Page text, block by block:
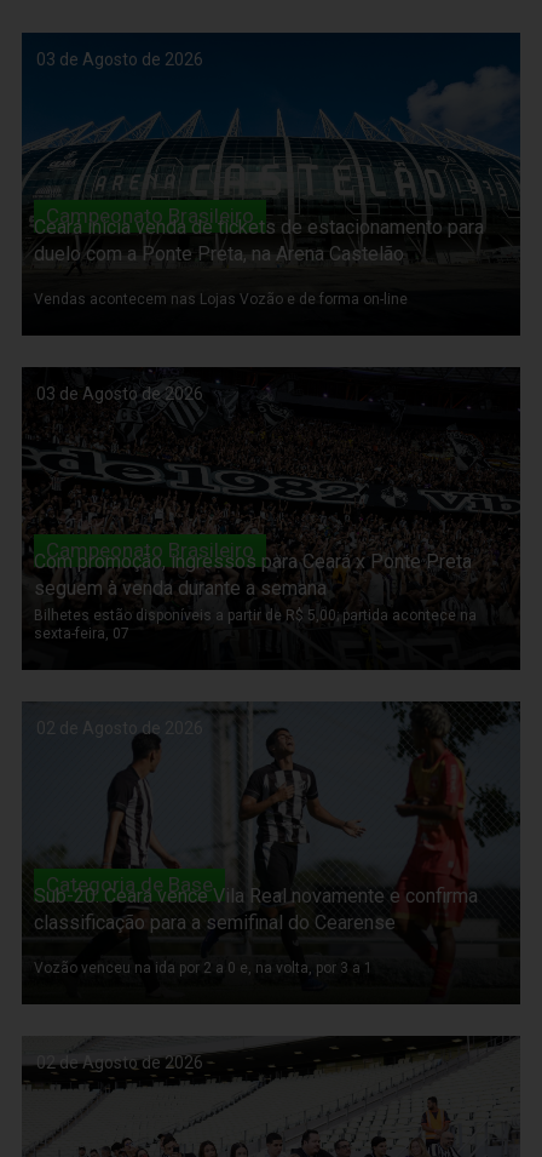
03 de Agosto de 2026
Campeonato Brasileiro
Ceará inicia venda de tickets de estacionamento para
duelo com a Ponte Preta, na Arena Castelão
Vendas acontecem nas Lojas Vozão e de forma on-line
03 de Agosto de 2026
Campeonato Brasileiro
Com promoção, ingressos para Ceará x Ponte Preta
seguem à venda durante a semana
Bilhetes estão disponíveis a partir de R$ 5,00; partida acontece na
sexta-feira, 07
02 de Agosto de 2026
Categoria de Base
Sub-20: Ceará vence Vila Real novamente e confirma
classificação para a semifinal do Cearense
Vozão venceu na ida por 2 a 0 e, na volta, por 3 a 1
02 de Agosto de 2026